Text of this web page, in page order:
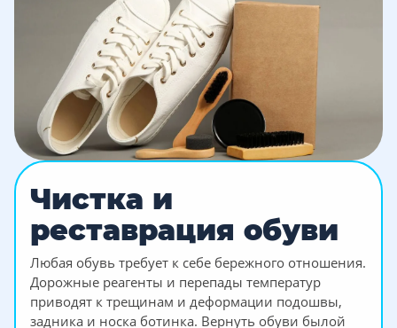
Чистка и
реставрация обуви
Любая обувь требует к себе бережного отношения.
Дорожные реагенты и перепады температур
приводят к трещинам и деформации подошвы,
задника и носка ботинка. Вернуть обуви былой